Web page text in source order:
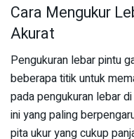
Cara Mengukur
Akurat
Pengukuran lebar pintu
beberapa titik untuk
pada pengukuran lebar
ini yang paling
pita ukur yang cukup